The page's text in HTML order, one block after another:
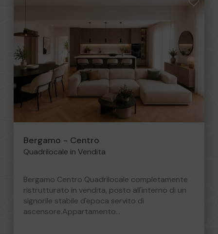
Bergamo - Centro
Quadrilocale in Vendita
Bergamo Centro Quadrilocale completamente
ristrutturato in vendita, posto all'interno di un
signorile stabile d'epoca servito di
ascensore.Appartamento...